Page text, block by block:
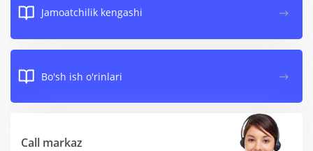
Jamoatchilik kengashi
Bo'sh ish o'rinlari
Call markaz